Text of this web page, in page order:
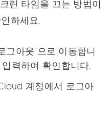
린 타임을 끄는 방법이
하세요.
그아웃"으로 이동합니
력하여 확인합니다.
계정에서 로그아